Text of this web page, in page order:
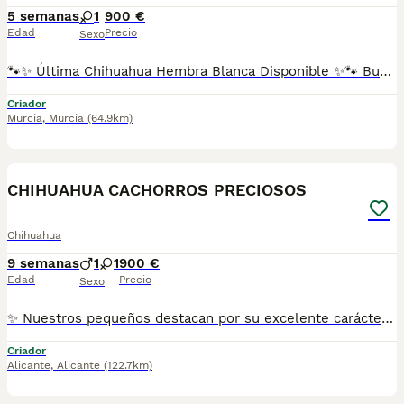
5 semanas
Edad
1
Sexo
900 €
Precio
🐾✨ Última Chihuahua Hembra Blanca Disponible ✨🐾 Busca una familia responsable y cariñosa esta preciosa Chihuahua de color blanco 🤍. Es la última hembrita blanca disponible, muy pequeñita, dulce, encantadora y realmente espectacular, criada con mucho cariño y atención. ✅ Se entrega con: 🐶 Vacuna correspondiente a su edad. 📖 Cartilla sanitaria. 💊 Desparasitación al día. 🩺 Revisión veterinaria completa. 📸 Las fotografías son 100 % reales de la cachorrita. No utilizamos fotos de internet ni pertenecemos a multicriaderos. Lo que ves es exactamente la pequeñina que está disponible, una cachorrita de una belleza espectacular. 📹 Envío vídeos por WhatsApp para que puedas verla con total tranquilidad y comprobar lo bonita, cariñosa y especial que es. 🚚 Posibilidad de envío a toda España.
Criador
Murcia, Murcia (64.9km)
CHIHUAHUA CACHORROS PRECIOSOS
Chihuahua
9 semanas
Edad
1 1
Sexo
900 €
Precio
✨ Nuestros pequeños destacan por su excelente carácter, tamaño y gran belleza. Han sido criados en un ambiente familiar, rodeados de mucho cariño ❤️, perfectamente socializados y acostumbrados al contacto con personas y a los ruidos habituales del hogar. 💉 Se entregan con todas sus cositas al día, vacuna, desparasitación, cartilla sanitaria pasaporte y revisión veterinaria realizada, listos para empezar una nueva vida junto a su familia. 🏡 🐾 Los padres son ejemplares sanos, de excelente línea y con el carácter cariñoso, alegre y juguetón que hace tan especial a esta raza. 💖 Buscamos para ellos hogares donde reciban todo el amor y los cuidados que merecen. Son pequeños llenos de ternura, ideales para convertirse en un miembro más de la familia y regalar momentos inolvidables. 🥰 📩 Si quieres más información, fotos o vídeos, no dudes en contactar. Estaremos encantados de atenderte. Solo personas realmente interesadas. 💕
Criador
Alicante, Alicante (122.7km)